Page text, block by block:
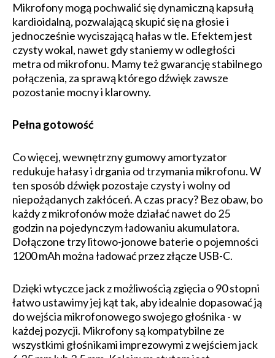
Mikrofony mogą pochwalić się dynamiczną kapsułą
kardioidalną, pozwalającą skupić się na głosie i
jednocześnie wyciszającą hałas w tle. Efektem jest
czysty wokal, nawet gdy staniemy w odległości
metra od mikrofonu. Mamy też gwarancję stabilnego
połączenia, za sprawą którego dźwięk zawsze
pozostanie mocny i klarowny.
Pełna gotowość
Co więcej, wewnętrzny gumowy amortyzator
redukuje hałasy i drgania od trzymania mikrofonu. W
ten sposób dźwięk pozostaje czysty i wolny od
niepożądanych zakłóceń. A czas pracy? Bez obaw, bo
każdy z mikrofonów może działać nawet do 25
godzin na pojedynczym ładowaniu akumulatora.
Dołączone trzy litowo-jonowe baterie o pojemności
1200 mAh można ładować przez złącze USB-C.
Dzięki wtyczce jack z możliwością zgięcia o 90 stopni
łatwo ustawimy jej kąt tak, aby idealnie dopasować ją
do wejścia mikrofonowego swojego głośnika - w
każdej pozycji. Mikrofony są kompatybilne ze
wszystkimi głośnikami imprezowymi z wejściem jack